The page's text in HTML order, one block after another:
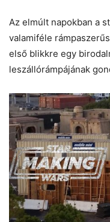
Az elmúlt napokban a
valamiféle
első blikkre egy
leszállórámpájának